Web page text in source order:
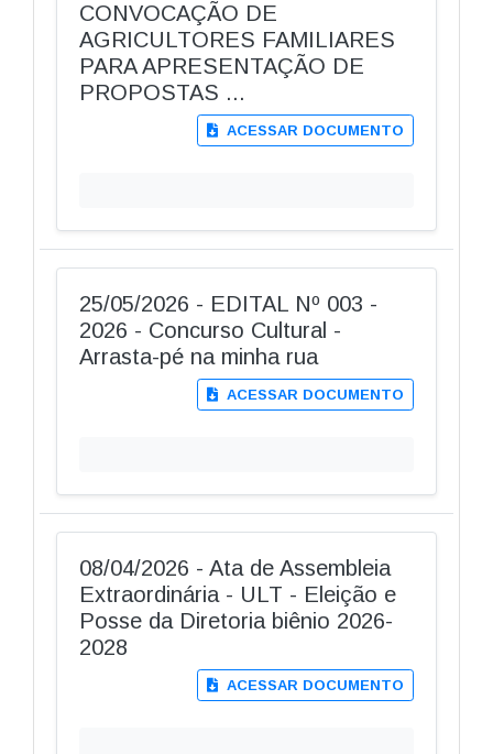
CONVOCAÇÃO DE
AGRICULTORES FAMILIARES
PARA APRESENTAÇÃO DE
PROPOSTAS ...
ACESSAR DOCUMENTO
25/05/2026 - EDITAL Nº 003 -
2026 - Concurso Cultural -
Arrasta-pé na minha rua
ACESSAR DOCUMENTO
08/04/2026 - Ata de Assembleia
Extraordinária - ULT - Eleição e
Posse da Diretoria biênio 2026-
2028
ACESSAR DOCUMENTO